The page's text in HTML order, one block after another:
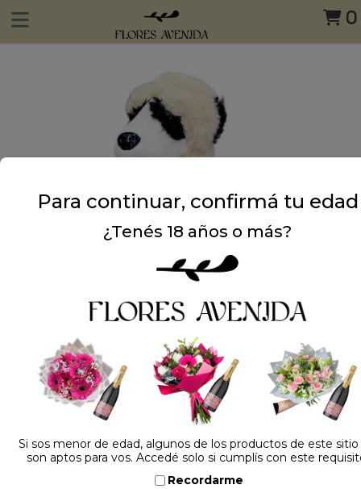
0
Dejá tu opinión
Cantidad:
Para continuar, confirmá tu edad
¿Tenés 18 años o más?
Si sos menor de edad, algunos de los productos de este
son aptos para vos. Accedé solo si cumplís con este
Recordarme